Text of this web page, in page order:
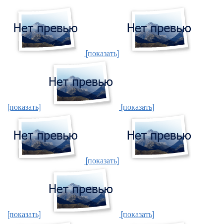
[показать]
[показать] [показать]
[показать]
[показать] [показать]